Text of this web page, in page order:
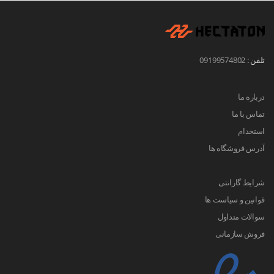
تلفن : 09199574802
درباره ما
تماس با ما
استخدام
آدرس فروشگاه ها
شرایط گارانتی
قوانین و سیاست ها
سوالات متداول
فروش سازمانی